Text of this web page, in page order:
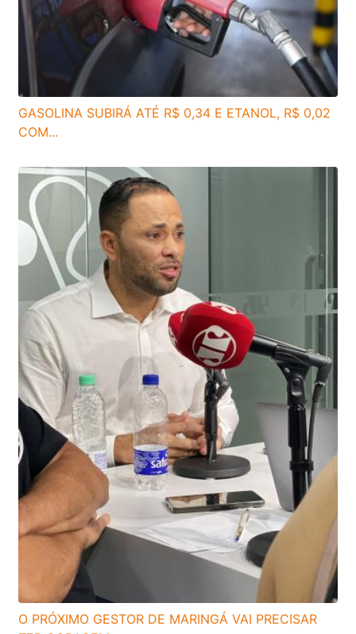
GASOLINA SUBIRÁ ATÉ R$ 0,34 E ETANOL, R$ 0,02
COM...
O PRÓXIMO GESTOR DE MARINGÁ VAI PRECISAR